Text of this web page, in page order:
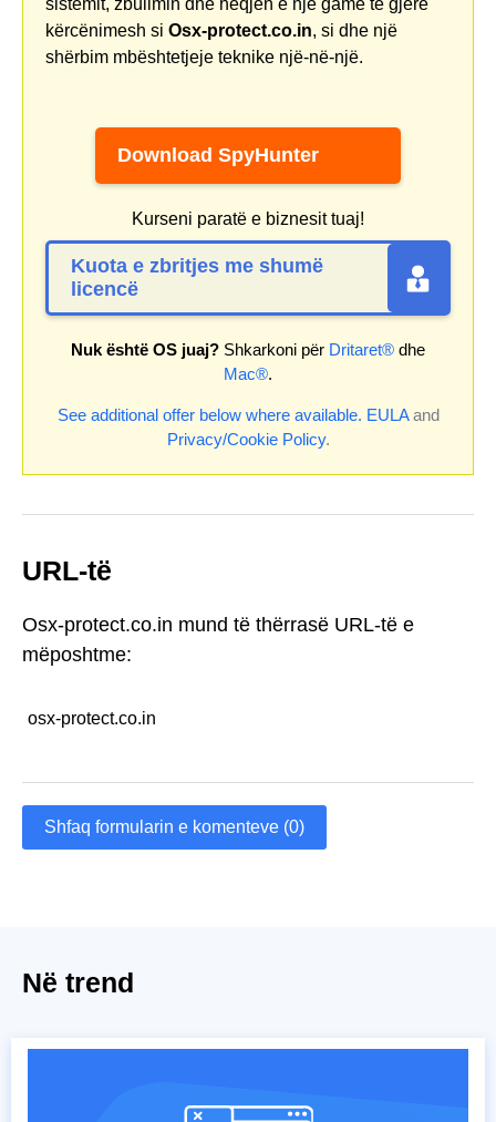
sistemit, zbulimin dhe heqjen e një game të gjerë
kërcënimesh si Osx-protect.co.in, si dhe një
shërbim mbështetjeje teknike një-në-një.
Download SpyHunter
Kurseni paratë e biznesit tuaj!
Kuota e zbritjes me shumë
licencë
Nuk është OS juaj? Shkarkoni për Dritaret® dhe
Mac®.
See additional offer below where available. EULAand
Privacy/Cookie Policy.
URL-të
Osx-protect.co.in mund të thërrasë URL-të e
mëposhtme:
osx-protect.co.in
Shfaq formularin e komenteve (0)
Në trend